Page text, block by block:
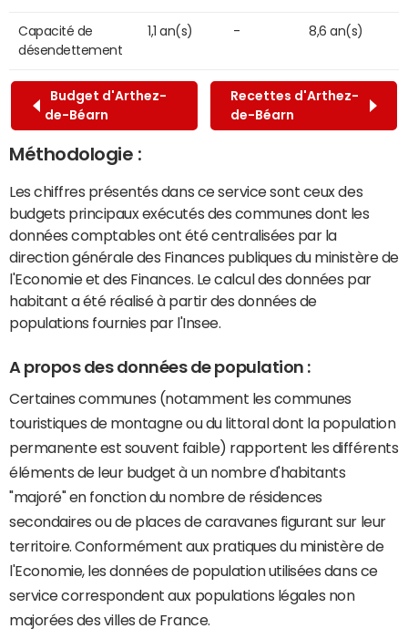
Capacité de
désendettement
1,1 an(s) - 8,6 an(s)
Budget d'Arthez-
de-Béarn
Recettes d'Arthez-
de-Béarn
Méthodologie :
Les chiffres présentés dans ce service sont ceux des
budgets principaux exécutés des communes dont les
données comptables ont été centralisées par la
direction générale des Finances publiques du ministère de
l'Economie et des Finances. Le calcul des données par
habitant a été réalisé à partir des données de
populations fournies par l'Insee.
A propos des données de population :
Certaines communes (notamment les communes
touristiques de montagne ou du littoral dont la population
permanente est souvent faible) rapportent les différents
éléments de leur budget à un nombre d'habitants
"majoré" en fonction du nombre de résidences
secondaires ou de places de caravanes figurant sur leur
territoire. Conformément aux pratiques du ministère de
l'Economie, les données de population utilisées dans ce
service correspondent aux populations légales non
majorées des villes de France.